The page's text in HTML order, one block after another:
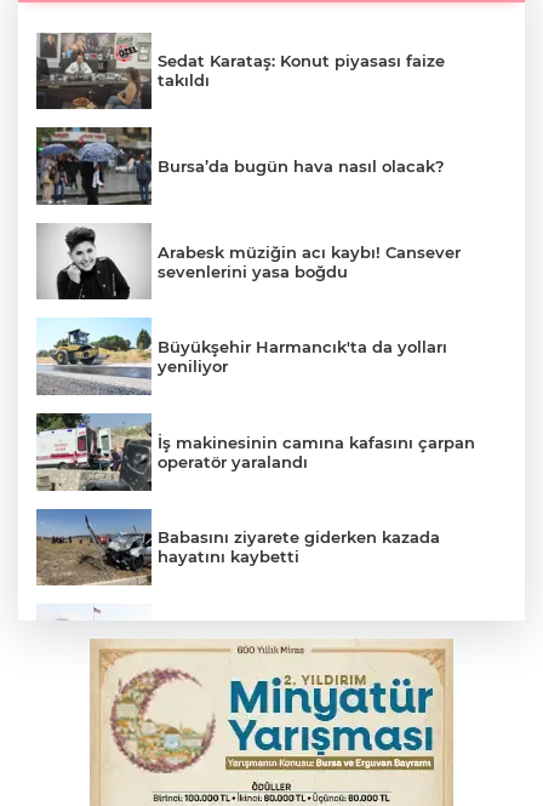
Sedat Karataş: Konut piyasası faize
takıldı
Bursa’da bugün hava nasıl olacak?
Arabesk müziğin acı kaybı! Cansever
sevenlerini yasa boğdu
Büyükşehir Harmancık'ta da yolları
yeniliyor
İş makinesinin camına kafasını çarpan
operatör yaralandı
Babasını ziyarete giderken kazada
hayatını kaybetti
savaşı
Bursa'da Mustafa Keser'den müzik ve
kahkaha dolu gece